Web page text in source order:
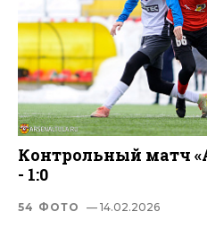
Контрольный матч
- 1:0
54 ФОТО — 14.02.2026